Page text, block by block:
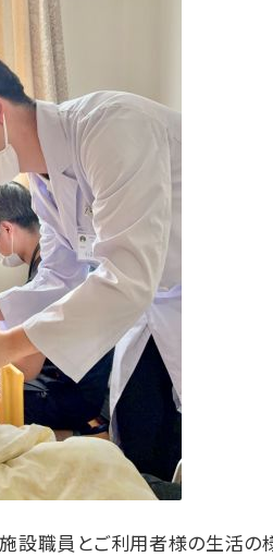
設職員とご利用者様の生活の